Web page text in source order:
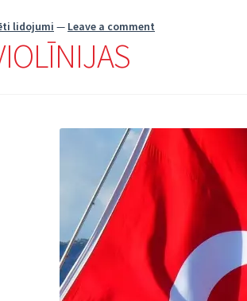
lidojumi — Leave a comment